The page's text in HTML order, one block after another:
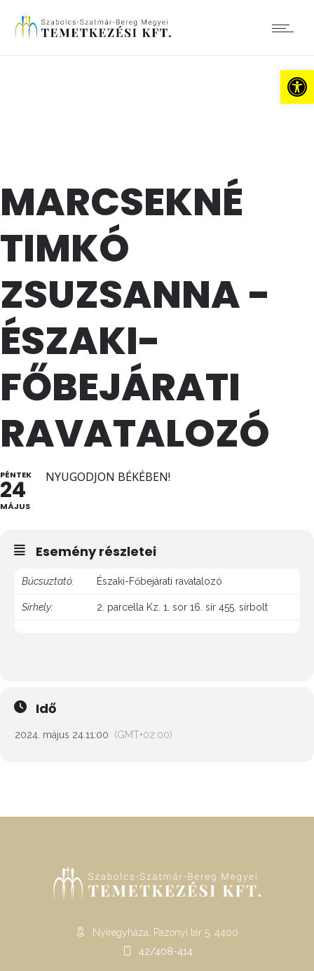
MARCSEKNÉ
TIMKÓ
ZSUZSANNA -
ÉSZAKI-
FŐBEJÁRATI
RAVATALOZÓ
PÉNTEK
24
MÁJUS
NYUGODJON BÉKÉBEN!
Esemény részletei
Búcsuztató: Északi-Főbejárati ravatalozó
Sírhely: 2. parcella Kz. 1. sor 16. sír 455. sírbolt
Idő
2024. május 24.11:00 (GMT+02:00)
Nyíregyháza, Pazonyi tér 5. 4400
42/408-414